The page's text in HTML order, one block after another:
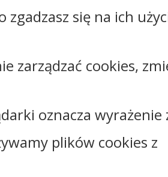
SkrytkaESP lub
się na ich
zarządzać cookies,
oznacza wyrażenie
plików cookies z